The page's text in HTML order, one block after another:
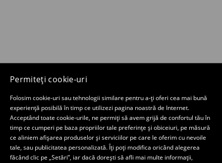
Permiteți cookie-uri
Folosim cookie-uri sau tehnologii similare pentru a-ți oferi cea mai bună
experiență posibilă în timp ce utilizezi pagina noastră de Internet.
Acceptând toate cookie-urile, ne permiți să avem grijă de confortul tău în
timp ce cumperi pe baza propriilor tale preferințe și obiceiuri, pe măsură
ce aliniem afișarea produselor și serviciilor pe care le oferim cu nevoile
tale, sau publicitatea personalizată. Îți poți modifica oricând alegerea
făcând clic pe „Setări”, iar dacă dorești să afli mai multe informații,